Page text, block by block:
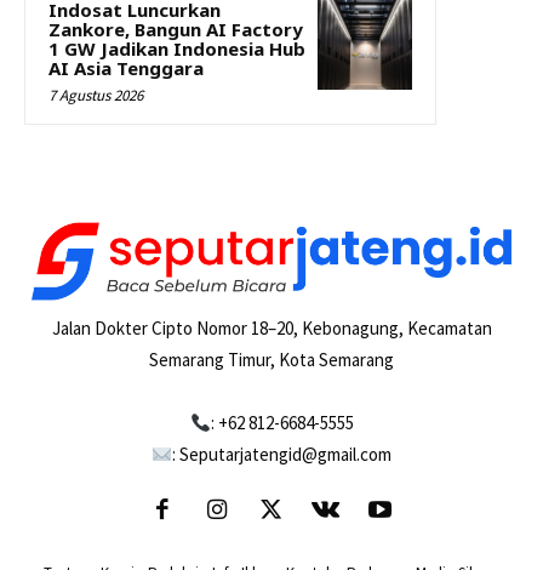
Indosat Luncurkan
Zankore, Bangun AI Factory
1 GW Jadikan Indonesia Hub
AI Asia Tenggara
7 Agustus 2026
Jalan Dokter Cipto Nomor 18–20, Kebonagung, Kecamatan
Semarang Timur, Kota Semarang
: +62 812-6684-5555
: Seputarjatengid@gmail.com